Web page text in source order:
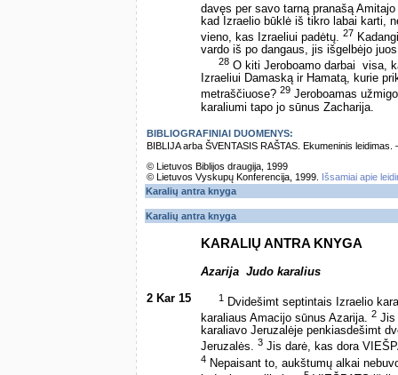
davęs per savo tarną pranašą
kad Izraelio būklė iš tikro labai karti,
vieno, kas Izraeliui padėtų. 27
vardo iš po dangaus, jis išgelbėjo
28 O kiti Jeroboamo darbai ­ visa,
Izraeliui Damaską ir Hamatą, kurie
metraščiuose? 29 Jeroboamas
karaliumi tapo jo sūnus Zacharija.
BIBLIOGRAFINIAI DUOMENYS:
BIBLIJA arba ŠVENTASIS RAŠTAS. Ekumeninis
© Lietuvos Biblijos draugija, 1999
© Lietuvos Vyskupų Konferencija, 1999.
Išsamiai apie
Karalių antra knyga
Karalių antra knyga
KARALIŲ ANTRA KNYGA
Azarija ­ Judo karalius
2 Kar 15 1
Dvidešimt septintais Izraelio
karaliaus Amacijo sūnus Azarija. 2 Jis
karaliavo Jeruzalėje penkiasdešimt
Jeruzalės. 3 Jis darė, kas dora
4 Nepaisant to, aukštumų alkai